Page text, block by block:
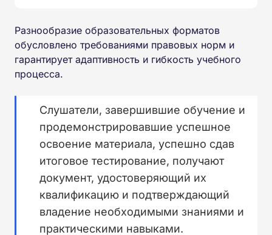
Разнообразие образовательных форматов
обусловлено требованиями правовых норм и
гарантирует адаптивность и гибкость учебного
процесса.
Слушатели, завершившие обучение и
продемонстрировавшие успешное
освоение материала, успешно сдав
итоговое тестирование, получают
документ, удостоверяющий их
квалификацию и подтверждающий
владение необходимыми знаниями и
практическими навыками.